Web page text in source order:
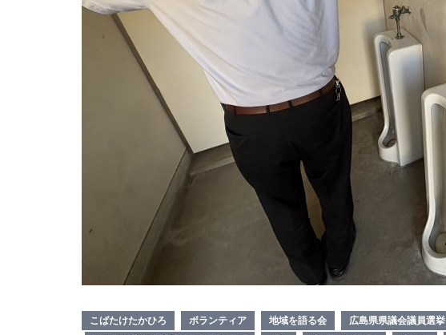
こばたけたかひろ ボランティア 地域を語る会 広島県県議会議員選挙